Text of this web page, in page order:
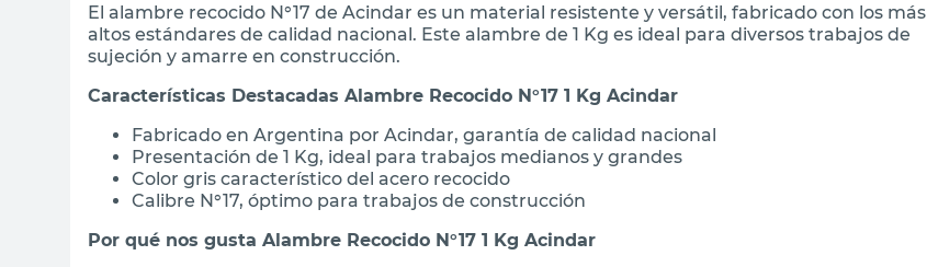
El alambre recocido N°17 de Acindar es un material resistente y versátil, fabricado con los más
altos estándares de calidad nacional. Este alambre de 1 Kg es ideal para diversos trabajos de
sujeción y amarre en construcción.
Características Destacadas Alambre Recocido N°17 1 Kg Acindar
Fabricado en Argentina por Acindar, garantía de calidad nacional
Presentación de 1 Kg, ideal para trabajos medianos y grandes
Color gris característico del acero recocido
Calibre N°17, óptimo para trabajos de construcción
Por qué nos gusta Alambre Recocido N°17 1 Kg Acindar